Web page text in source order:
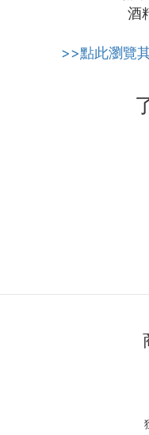
酒
>>點此瀏覽